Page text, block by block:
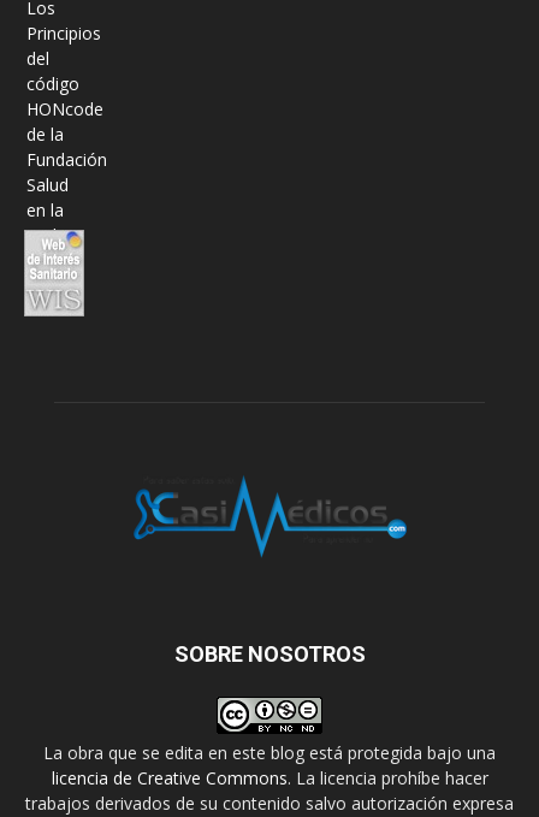
SOBRE NOSOTROS
La obra que se edita en este blog está protegida bajo una
licencia de Creative Commons. La licencia prohíbe hacer
trabajos derivados de su contenido salvo autorización expresa